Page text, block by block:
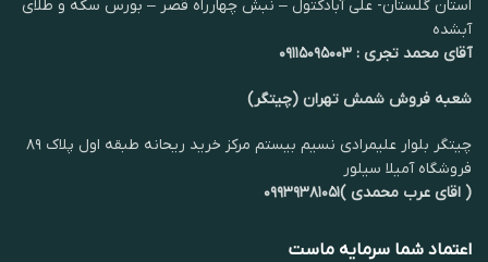
استان گلستان- علی آبادکتول – نبش چهارراه قصر – بورس سکه و طلای
آبشده
آقای محمد تجری : ۰۹۱۱۵۰۹۵۰۰۳
شعبه فروش شمش تهران (چیتگر)
چیتگر بلوار علیمرادی نسیم بیستم مرکز خرید ریحانه طبقه اول پلاک ۸۹
فروشگاه آمیلا سیلور
( اقای عرب محمدی )۰۹۹۳۹۳۸۱۰۵۱
اعتماد شما سرمایه ماست